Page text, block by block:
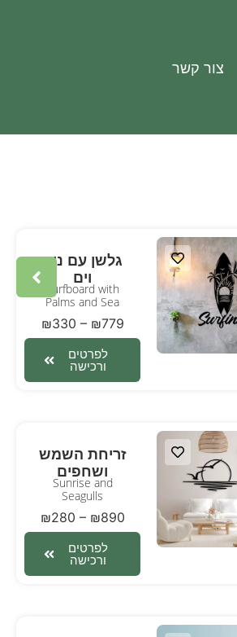
צור קשר
גלשן עם נוף
וים
Surfboard with
Palms and Sea
₪330 – ₪779
לפרטים
ורכישה
זריחת השמש
ושחפים
Sunrise and
Seagulls
₪280 – ₪890
לפרטים
ורכישה